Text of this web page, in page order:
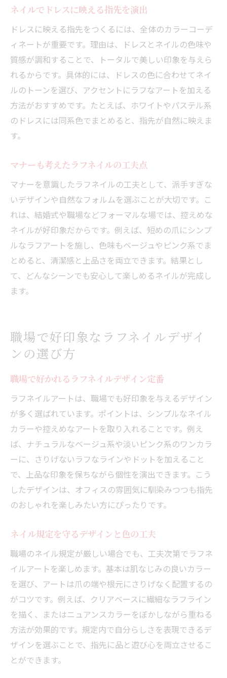
ネイルでドレスに映える指先を演出
ドレスに映える指先をつくるには、全体のカラーコーデ
ィネートが重要です。理由は、ドレスとネイルの色味や
質感が調和することで、トータルで美しい印象を与えら
れるからです。具体的には、ドレスの色に合わせてネイ
ルのトーンを選び、アクセントにラフなアートを加える
方法がおすすめです。たとえば、ホワイトやパステル系
のドレスには同系色でまとめると、指先が自然に映えま
す。
マナーも考えたラフネイルの工夫点
マナーを意識したラフネイルの工夫として、派手すぎな
いデザインや自然なフォルムを選ぶことが大切です。こ
れは、結婚式や職場などフォーマルな場では、控えめな
ネイルが好印象だからです。例えば、短めの爪にシンプ
ルなラフアートを施し、色味もベージュやピンク系でま
とめると、清潔感と上品さを両立できます。結果とし
て、どんなシーンでも安心して楽しめるネイルが完成し
ます。
職場で好印象なラフネイルデザイ
ンの選び方
職場で好かれるラフネイルデザイン定番
ラフネイルアートは、職場でも好印象を与えるデザイン
が多く選ばれています。ポイントは、シンプルなネイル
カラーや控えめなアートを取り入れることです。例え
ば、ナチュラルなベージュ系や淡いピンク系のワンカラ
ーに、さりげないラフなラインやドットを加えること
で、上品な印象を保ちながら個性を演出できます。こう
したデザインは、オフィスの雰囲気に馴染みつつも指先
のおしゃれを楽しみたい方にぴったりです。
ネイル規定を守るデザインと色の工夫
職場のネイル規定が厳しい場合でも、工夫次第でラフネ
イルアートを楽しめます。基本は肌なじみの良いカラー
を選び、アートは爪の端や根元にさりげなく配置するの
がコツです。例えば、クリアベースに繊細なラフライン
を描く、またはニュアンスカラーをぼかしながら重ねる
方法が効果的です。規定内で自分らしさを表現できるデ
ザインを選ぶことで、指先に品と遊び心を両立させるこ
とができます。